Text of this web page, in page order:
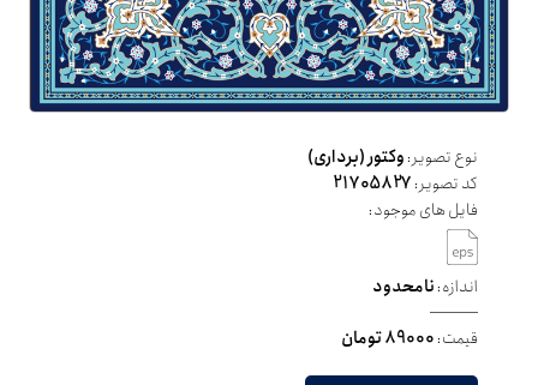
نوع تصویر:وکتور (برداری)
کد تصویر:21705827
فایل های موجود:
اندازه:نامحدود
قیمت:89000 تومان